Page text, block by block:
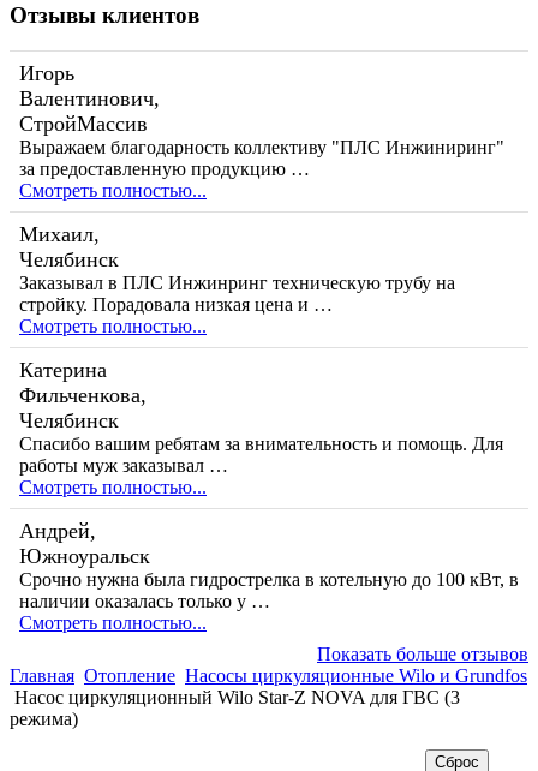
Отзывы клиентов
Игорь
Валентинович,
СтройМассив
Выражаем благодарность коллективу "ПЛС Инжиниринг"
за предоставленную продукцию …
Смотреть полностью...
Михаил,
Челябинск
Заказывал в ПЛС Инжинринг техническую трубу на
стройку. Порадовала низкая цена и …
Смотреть полностью...
Катерина
Фильченкова,
Челябинск
Спасибо вашим ребятам за внимательность и помощь. Для
работы муж заказывал …
Смотреть полностью...
Андрей,
Южноуральск
Срочно нужна была гидрострелка в котельную до 100 кВт, в
наличии оказалась только у …
Смотреть полностью...
Показать больше отзывов
Главная Отопление Насосы циркуляционные Wilo и Grundfos
Насос циркуляционный Wilo Star-Z NOVA для ГВС (3
режима)